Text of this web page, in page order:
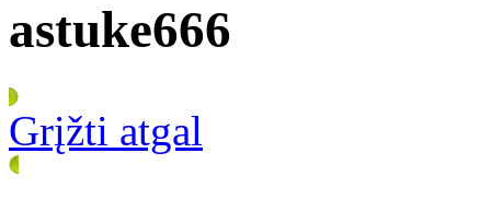
astuke666
Grįžti atgal